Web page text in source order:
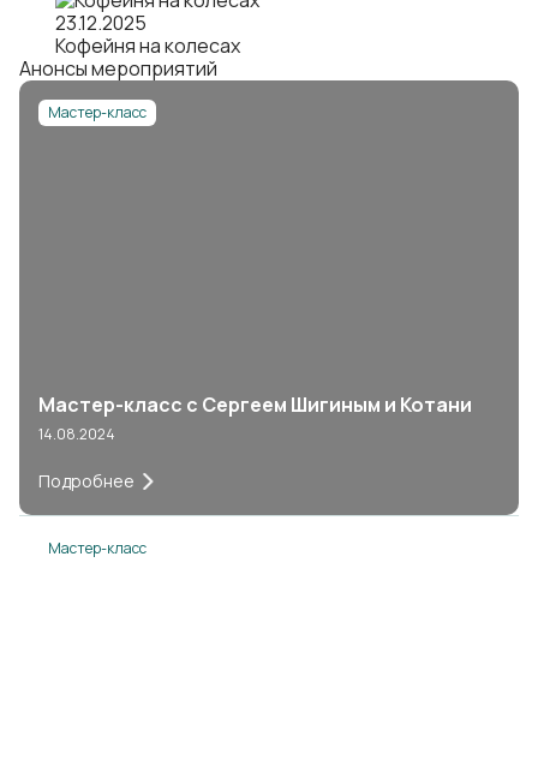
23.12.2025
Кофейня на колесах
Анонсы мероприятий
Мастер-класс
Мастер-класс с Сергеем Шигиным и Котани
14.08.2024
Подробнее
Мастер-класс